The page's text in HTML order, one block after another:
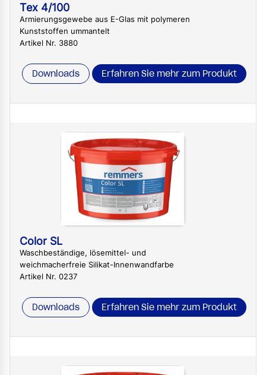
Tex 4/100
Armierungsgewebe aus E-Glas mit polymeren
Kunststoffen ummantelt
Artikel Nr. 3880
Downloads Erfahren Sie mehr zum Produkt
Color SL
Waschbeständige, lösemittel- und
weichmacherfreie Silikat-Innenwandfarbe
Artikel Nr. 0237
Downloads Erfahren Sie mehr zum Produkt